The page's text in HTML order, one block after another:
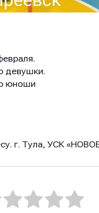
девушки.
юноши
г. Тула, УСК